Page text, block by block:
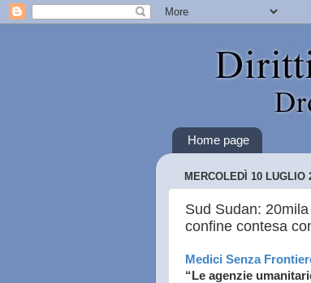
Home page
MERCOLEDÌ 10 LUGLIO
Sud Sudan:
confine contesa
Medici Senza
“Le agenzie